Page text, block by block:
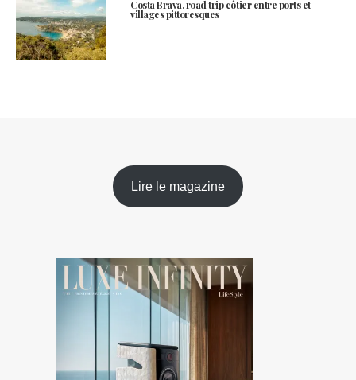
Costa Brava, road trip côtier entre ports et
villages pittoresques
Lire le magazine